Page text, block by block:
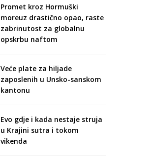
Promet kroz Hormuški
moreuz drastično opao, raste
zabrinutost za globalnu
opskrbu naftom
Veće plate za hiljade
zaposlenih u Unsko-sanskom
kantonu
Evo gdje i kada nestaje struja
u Krajini sutra i tokom
vikenda